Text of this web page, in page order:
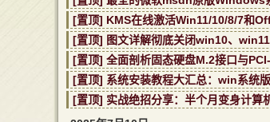
[置顶] KMS在线激活Win11/10/8/7和
[置顶] 图文详解彻底关闭win10、
[置顶] 全面剖析固态硬盘M.2接口与
[置顶] 系统安装教程大汇总：win系统
[置顶] 实战绝招分享：半个月变身计算